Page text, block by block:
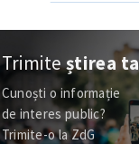
Trimiteștirea ta
Cunoști o informație
de interes public?
Trimite-o la ZdG